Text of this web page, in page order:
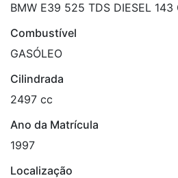
BMW E39 525 TDS DIESEL 143
Combustível
GASÓLEO
Cilindrada
2497 cc
Ano da Matrícula
1997
Localização